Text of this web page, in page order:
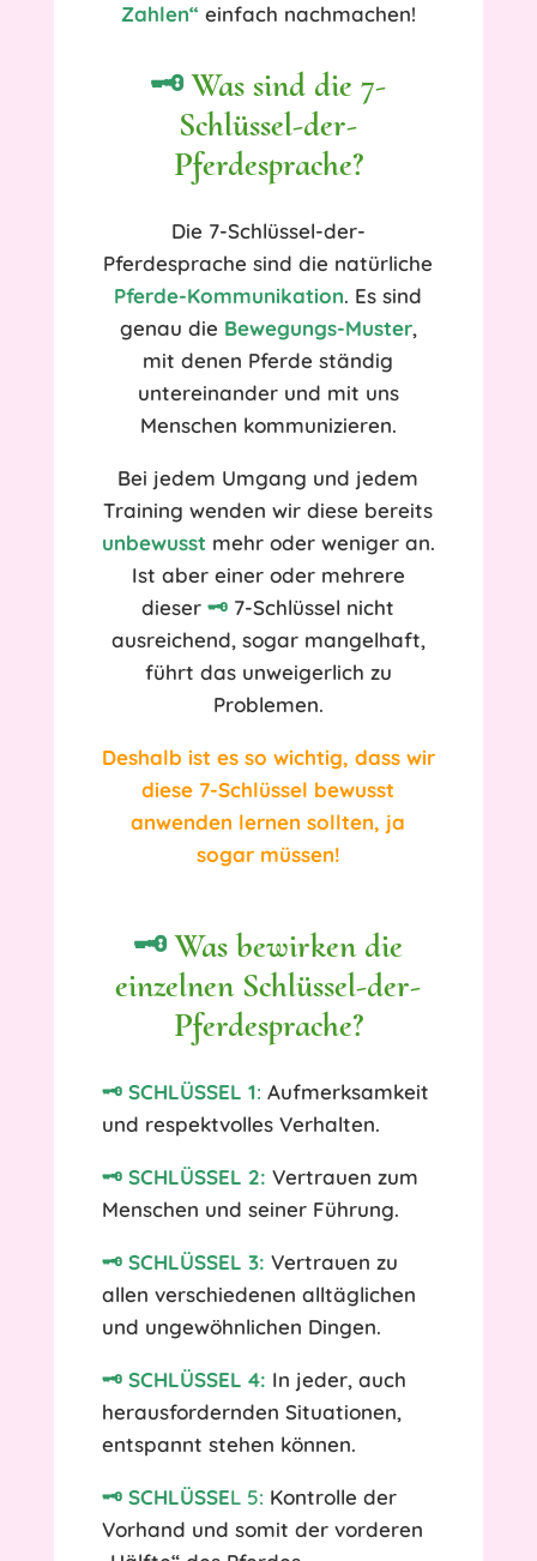
Zahlen“ einfach nachmachen!
🗝️Was sind die 7-
Schlüssel-der-
Pferdesprache?
Die 7-Schlüssel-der-
Pferdesprache sind die natürliche
Pferde-Kommunikation. Es sind
genau die Bewegungs-Muster,
mit denen Pferde ständig
untereinander und mit uns
Menschen kommunizieren.
Bei jedem Umgang und jedem
Training wenden wir diese bereits
unbewusst mehr oder weniger an.
Ist aber einer oder mehrere
dieser🗝️ 7-Schlüssel nicht
ausreichend, sogar mangelhaft,
führt das unweigerlich zu
Problemen.
Deshalb ist es so wichtig, dass wir
diese 7-Schlüssel bewusst
anwenden lernen sollten, ja
sogar müssen!
🗝️Was bewirken die
einzelnen Schlüssel-der-
Pferdesprache?
🗝️ SCHLÜSSEL 1: Aufmerksamkeit
und respektvolles Verhalten.
🗝️ SCHLÜSSEL 2: Vertrauen zum
Menschen und seiner Führung.
🗝️ SCHLÜSSEL 3: Vertrauen zu
allen verschiedenen alltäglichen
und ungewöhnlichen Dingen.
🗝️ SCHLÜSSEL 4: In jeder, auch
herausfordernden Situationen,
entspannt stehen können.
🗝️ SCHLÜSSEL 5: Kontrolle der
Vorhand und somit der vorderen